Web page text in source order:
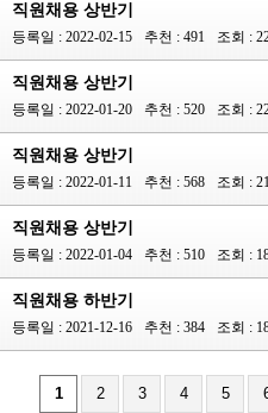
직원채용 상반기
등록일 : 2022-02-15 추천 : 491 조회 :
직원채용 상반기
등록일 : 2022-01-20 추천 : 520 조회 :
직원채용 상반기
등록일 : 2022-01-11 추천 : 568 조회 :
직원채용 상반기
등록일 : 2022-01-04 추천 : 510 조회 :
직원채용 하반기
등록일 : 2021-12-16 추천 : 384 조회 :
1 2 3 4 5